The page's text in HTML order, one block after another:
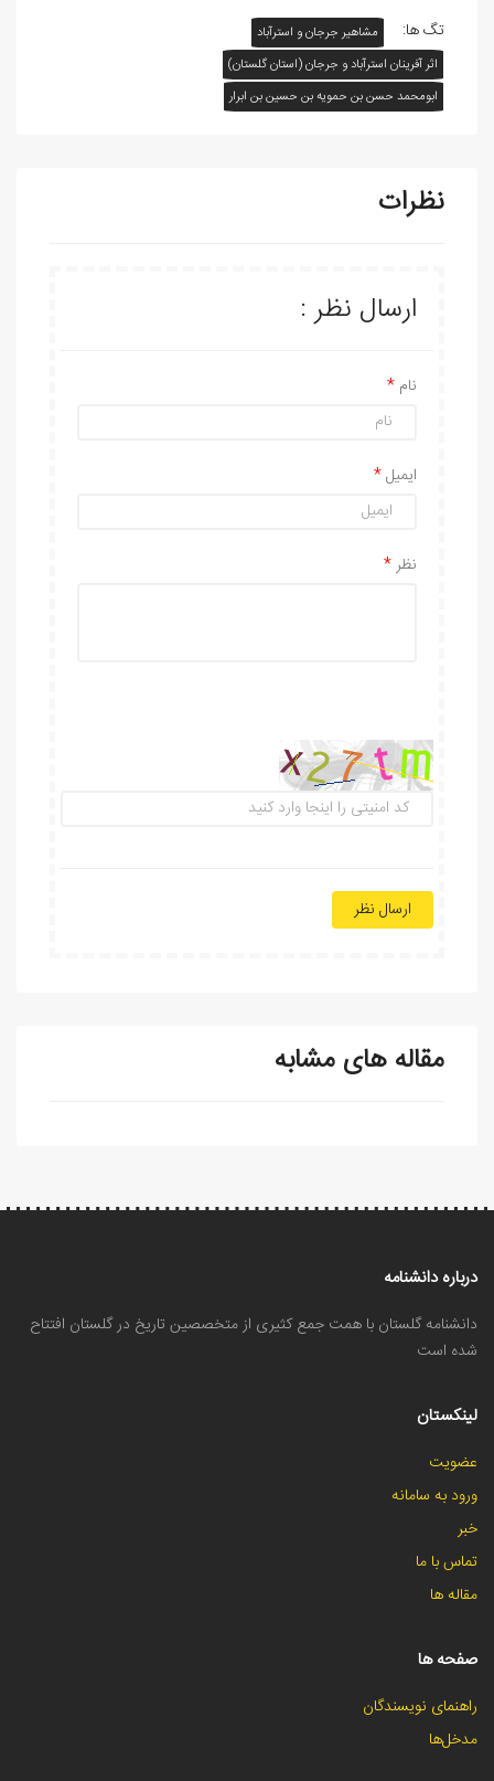
تگ ها:
مشاهیر جرجان و استرآباد
اثر آفرينان استرآباد و جرجان (استان گلستان)
ابومحمد حسن بن حمويه بن حسين بن ابرار
نظرات
ارسال نظر :
نام
ایمیل
نظر
ارسال نظر
مقاله های مشابه
درباره دانشنامه
دانشنامه گلستان با همت جمع کثیری از متخصصین تاریخ در گلستان افتتاح
شده است
لینکستان
عضویت
ورود به سامانه
خبر
تماس با ما
مقاله ها
صفحه ها
راهنمای نویسندگان
مدخل‌ها